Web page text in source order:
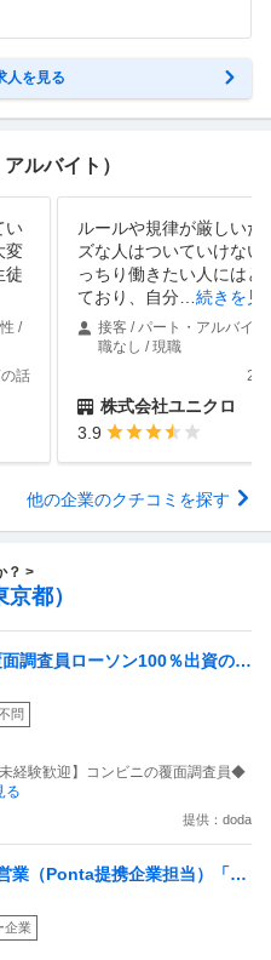
人を見る
アルバイト）
い
変
徒
/
話
ルールや規律が厳しいた
ズな人はついていけない
っちり働きたい人にはと
ており、自分
続きを見
接客 / パート・アルバイ
職なし / 現職
株式会社ユニクロ
3.9
他の企業のクチコミを探す
？ >
都）
調査員ローソン100％出資の安
問
経験歓迎】コンビニの覆面調査員◆
る
提供：doda
業（Ponta提携企業担当）「国
展開／無駄のない消費社会を
ニー」
企業